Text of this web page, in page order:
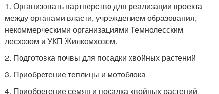
1. Организовать партнерство для реализации проекта
между органами власти, учреждением образования,
некоммерческими организациями Темнолесским
лесхозом и УКП Жилкомхозом.
2. Подготовка почвы для посадки хвойных растений
3. Приобретение теплицы и мотоблока
4. Приобретение семян и посадка хвойных растений